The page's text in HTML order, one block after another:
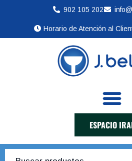
902 105 202
Horario de Atención al
ESPACIO